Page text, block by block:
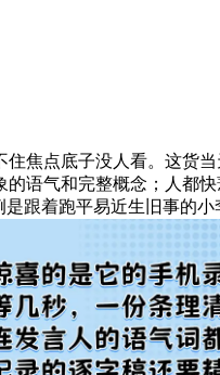
点底子没人看。这货当
语气和完整概念；人都
是跟着跑平易近生旧事